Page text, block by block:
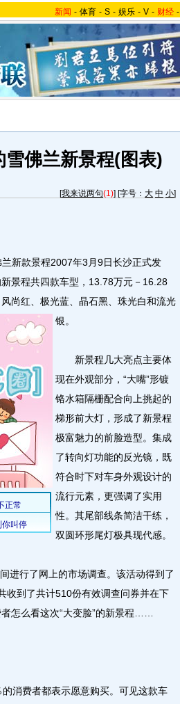
新闻 - 体育 - S - 娱乐 - V - 财经 -
佛兰新景程(图表)
[我来说两句(1)] [字号： 大 中 小]
新款景程2007年3月9日长沙正式发
景程共四款车型，13.78万元－16.28
尚红、极光蓝、晶石黑、珠光白和流光
银。
新景程几大亮点主要体
现在外观部分，“大嘴”形镀
铬水箱隔栅配合向上挑起的
梯形前大灯，形成了新景程
极富魅力的前脸造型。集成
了转向灯功能的反光镜，既
符合时下对车身外观设计的
流行元素，更强调了实用
性。其尾部线条简洁干练，
双圆环形尾灯极具现代感。
行了网上的市场调查。该活动得到了
收到了共计510份有效调查问券并在下
怎么看这次“大变脸”的新景程……
消费者都表示愿意购买。可见这款车